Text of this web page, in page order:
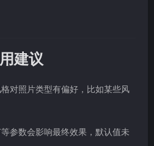
建议
对照片类型有偏好，比如某些风
参数会影响最终效果，默认值未